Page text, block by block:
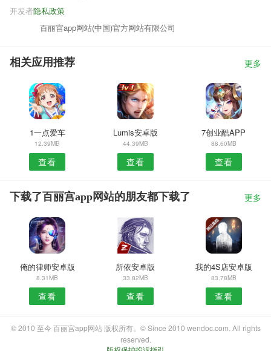
隐私政策
开发者
百丽宫app网站(中国)官方网站有限公司
相关应用推荐 更多
1一点爱车
12.39MB
查看
Lumis安卓版
44.39MB
查看
7创业酷APP
88.60MB
查看
下载了百丽宫app网站的朋友都下载了 更多
俺的律师安卓版
8.31MB
查看
所依安卓版
33.82MB
查看
我的4S店安卓版
83.78MB
查看
© 2010 至今 百丽宫app网站 版权所有。© Since 2010 wendoc.com. All rights
reserved.